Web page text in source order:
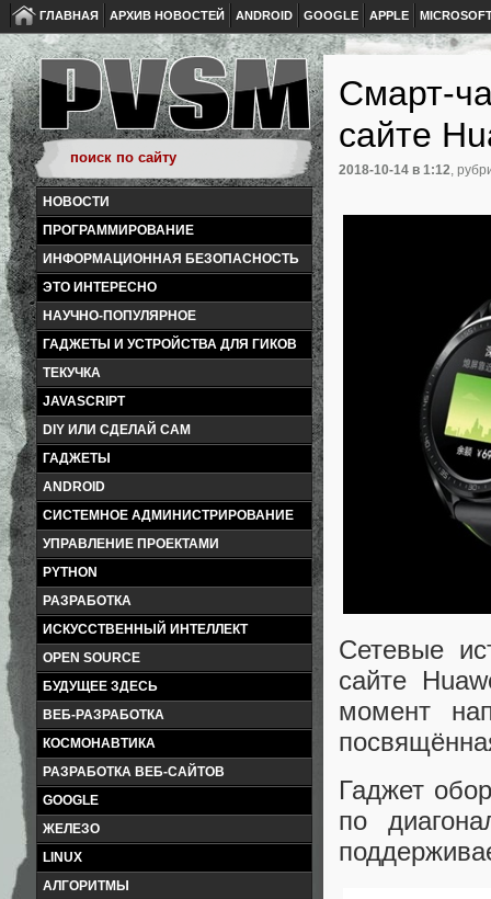
ГЛАВНАЯ АРХИВ НОВОСТЕЙ ANDROID GOOGLE APPLE
НОВОСТИ
ПРОГРАММИРОВАНИЕ
ИНФОРМАЦИОННАЯ БЕЗОПАСНОСТЬ
ЭТО ИНТЕРЕСНО
НАУЧНО-ПОПУЛЯРНОЕ
ГАДЖЕТЫ И УСТРОЙСТВА ДЛЯ ГИКОВ
ТЕКУЧКА
JAVASCRIPT
DIY ИЛИ СДЕЛАЙ САМ
ГАДЖЕТЫ
ANDROID
СИСТЕМНОЕ АДМИНИСТРИРОВАНИЕ
УПРАВЛЕНИЕ ПРОЕКТАМИ
PYTHON
РАЗРАБОТКА
ИСКУССТВЕННЫЙ ИНТЕЛЛЕКТ
OPEN SOURCE
БУДУЩЕЕ ЗДЕСЬ
ВЕБ-РАЗРАБОТКА
КОСМОНАВТИКА
РАЗРАБОТКА ВЕБ-САЙТОВ
GOOGLE
ЖЕЛЕЗО
LINUX
АЛГОРИТМЫ
Смарт-
сайте
2018-10-14 в 1:12,
Сетевые
сайте
момент
Гаджет
по